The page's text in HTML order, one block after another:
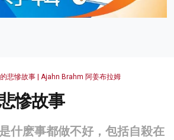
悲慘故事 | Ajahn Brahm 阿姜布拉姆
慘故事
什麽事都做不好，包括自殺在